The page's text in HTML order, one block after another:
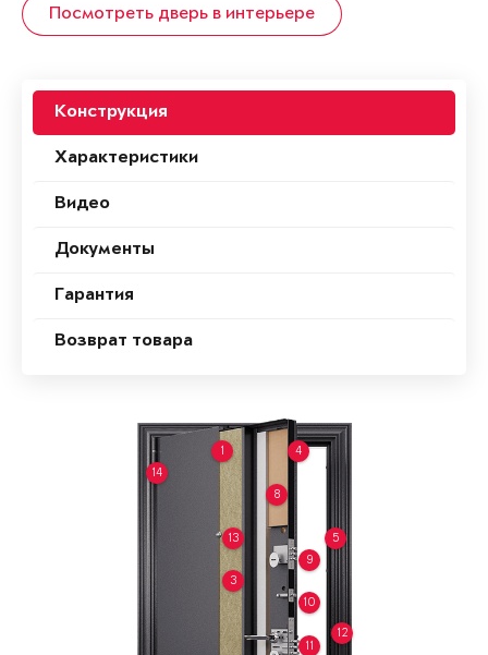
Посмотреть дверь в интерьере
Конструкция
Характеристики
Видео
Документы
Гарантия
Возврат товара
1
3
4
5
8
9
10
11
12
13
14